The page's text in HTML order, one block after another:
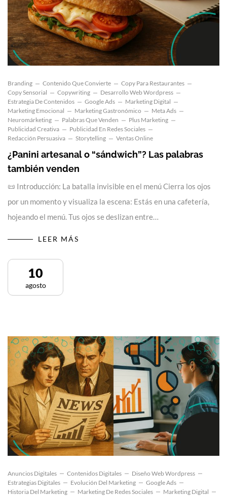
Branding Contenido Que Convierte
Copy Para Restaurantes
Copy Sensorial
Copywriting
Desarrollo Web Wordpress
Estrategia De Contenidos
Google Ads
Marketing Digital
Marketing Emocional
Marketing Gastronómico
Meta Ads
Neuromárketing
Palabras Que Venden
Plus Marketing
Publicidad Creativa
Publicidad En Redes Sociales
Redacción Persuasiva
Storytelling Ventas Online
¿Panini artesanal o “sándwich”? Las palabras
también venden
📜 Introducción: La batalla invisible en el menú Cierra los ojos
por un momento y visualiza la escena: Estás en una cafetería,
hojeando el menú. Tus ojos se deslizan entre…
LEER MÁS
10
agosto
Anuncios Digitales Contenidos Digitales
Diseño Web Wordpress
Estrategias Digitales
Evolución Del Marketing
Google Ads
Historia Del Marketing
Marketing De Redes Sociales
Marketing Digital